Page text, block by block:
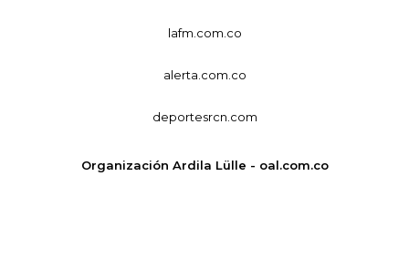
lafm.com.co
alerta.com.co
deportesrcn.com
Organización Ardila Lülle - oal.com.co